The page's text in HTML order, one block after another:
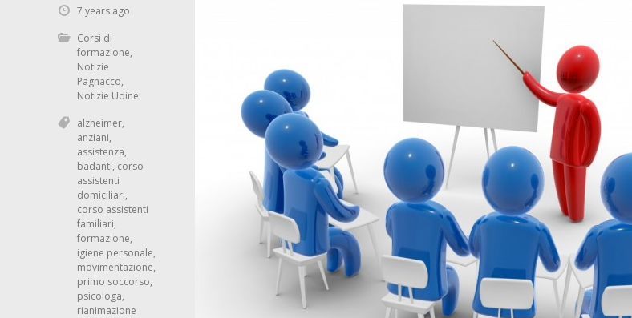
7 years ago
Corsi di
formazione,
Notizie
Pagnacco,
Notizie Udine
alzheimer,
anziani,
assistenza,
badanti, corso
assistenti
domiciliari,
corso assistenti
familiari,
formazione,
igiene personale,
movimentazione,
primo soccorso,
psicologa,
rianimazione